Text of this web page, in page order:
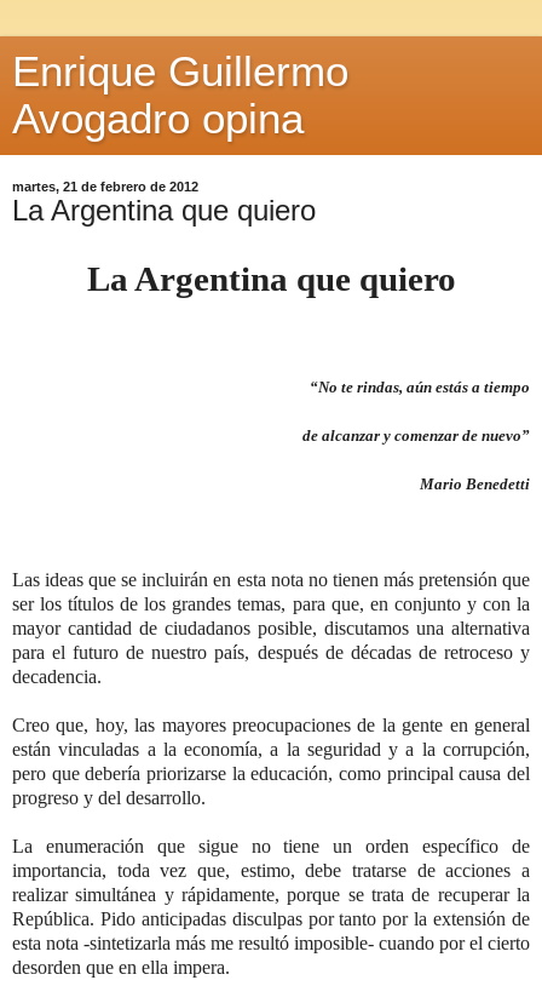
Enrique Guillermo
Avogadro opina
martes, 21 de febrero de 2012
La Argentina que quiero
La Argentina que quiero
“No te rindas, aún estás a tiempo
de alcanzar y comenzar de nuevo”
Mario Benedetti
Las ideas que se incluirán en esta nota no tienen más pretensión que
ser los títulos de los grandes temas, para que, en conjunto y con la
mayor cantidad de ciudadanos posible, discutamos una alternativa
para el futuro de nuestro país, después de décadas de retroceso y
decadencia.
Creo que, hoy, las mayores preocupaciones de la gente en general
están vinculadas a la economía, a la seguridad y a la corrupción,
pero que debería priorizarse la educación, como principal causa del
progreso y del desarrollo.
La enumeración que sigue no tiene un orden específico de
importancia, toda vez que, estimo, debe tratarse de acciones a
realizar simultánea y rápidamente, porque se trata de recuperar la
República. Pido anticipadas disculpas por tanto por la extensión de
esta nota -sintetizarla más me resultó imposible- cuando por el cierto
desorden que en ella impera.